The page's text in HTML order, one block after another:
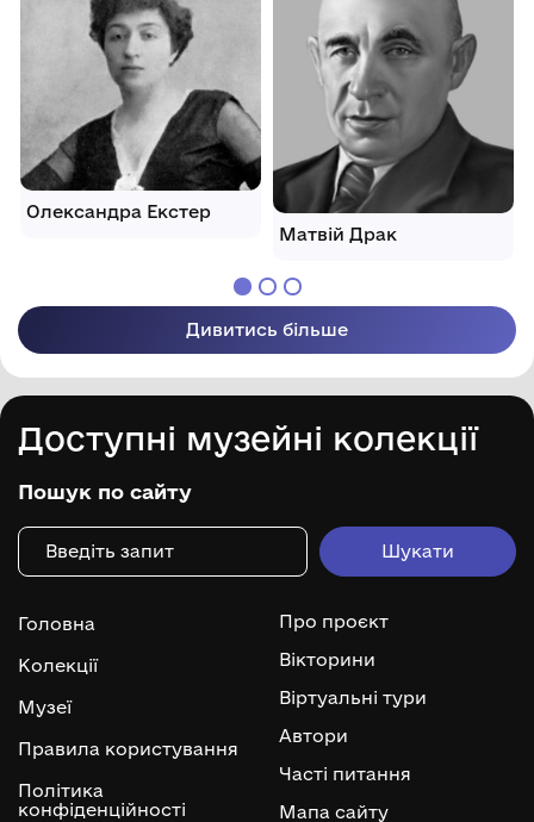
Олександра Екстер
Матвій Драк
Дивитись більше
Доступні музейні колекції
Пошук по сайту
Головна
Колекції
Музеї
Правила користування
Політика
конфіденційності
Про проєкт
Вікторини
Віртуальні тури
Автори
Часті питання
Мапа сайту